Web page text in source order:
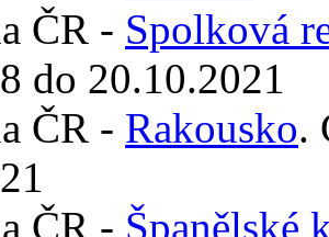
ČR - Spolková
do 20.10.2021
ČR - Rakousko.
ČR - Španělské